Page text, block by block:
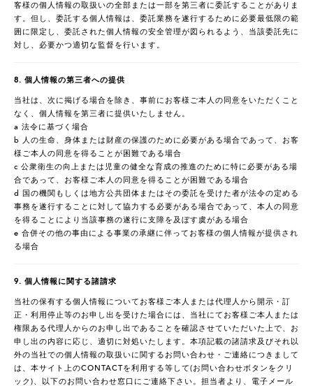
客様の個人情報の取扱いの全部または一部を第三者に委託することがありま
す。但し、委託する個人情報は、委託業務を遂行するために必要最低限の範
囲に限定し、委託された個人情報の安全管理が図られるよう、当該委託先に
対し、必要かつ適切な監督を行います。
8. 個人情報の第三者への提供
当社は、次に掲げる場合を除き、事前にお客様ご本人の同意をいただくこと
なく、個人情報を第三者に提供いたしません。
a 法令に基づく場合
b 人の生命、身体または財産の保護のために必要がある場合であって、お客
様ご本人の同意を得ることが困難である場合
c 公衆衛生の向上または児童の健全な育成の推進のために特に必要がある場
合であって、お客様ご本人の同意を得ることが困難である場合
d 国の機関もしくは地方公共団体またはその委託を受けた者が法令の定める
事務を遂行することに対して協力する必要がある場合であって、本人の同意
を得ることにより当該事務の遂行に支障を及ぼす虞がある場合
e 合併その他の事由による事業の承継に伴ってお客様の個人情報が提供され
る場合
9. 個人情報に関する諸請求
当社の保有する個人情報についてお客様ご本人または代理人から開示・訂
正・利用停止等のお申し出を受けた場合には、当社にてお客様ご本人または
権限ある代理人からのお申し出であることを確認させていただいた上で、お
申し出の内容に応じ、適切に対処いたします。本項記載の諸請求及びそれ以
外の当社での個人情報の取扱いに関するお問い合わせ・ご連絡につきまして
は、本サイト上のCONTACTを利用する等して(お問い合わせボタンをクリ
ック)、以下のお問い合わせ窓口にご連絡下さい。担当者より、電子メール